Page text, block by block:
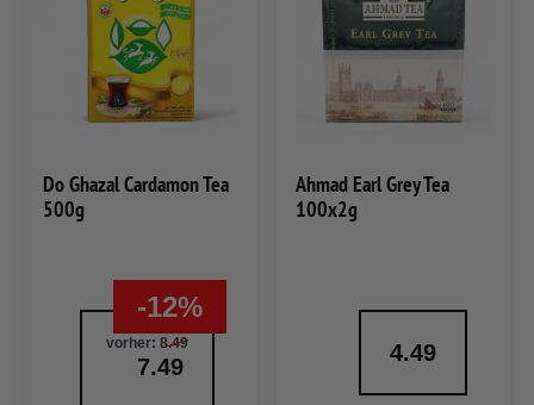
Do Ghazal Cardamon Tea
500g
-12%
vorher: 8.49
7.49
Ahmad Earl Grey Tea
100x2g
4.49